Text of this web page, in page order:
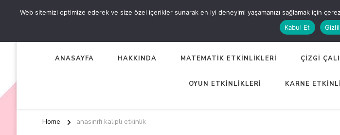
OKUL ÖNCESİ ETKİNLİKLER
ANASAYFA HAKKINDA MATEMATİK ETKİNLİKLERİ ÇİZGİ
OYUN ETKİNLİKLERİ KARNE
Home anasınıfı kalıplı etkinlik
Web sitemizi optimize ederek ve size özel içerikler sunarak en iyi deneyimi yaşamanızı sağlamak için
Kabul Et